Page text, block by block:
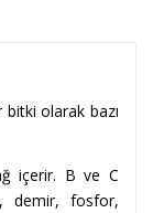
olarak bazı
içerir. B ve C
demir, fosfor,